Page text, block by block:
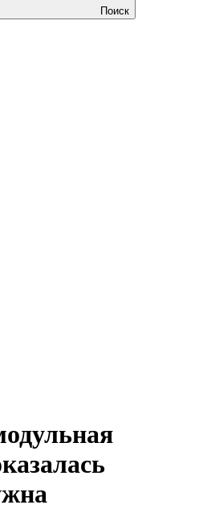
Поиск